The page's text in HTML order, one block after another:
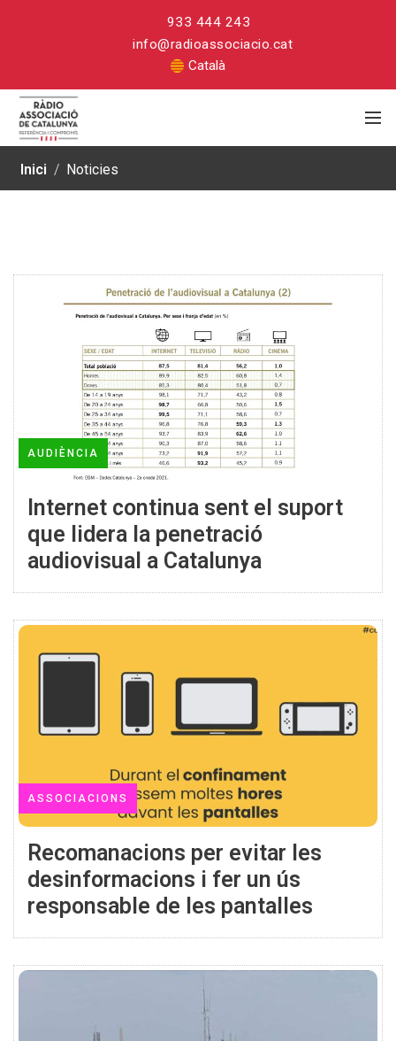
933 444 243
info@radioassociacio.cat
Català
Inici / Noticies
AUDIÈNCIA
Internet continua sent el suport
que lidera la penetració
audiovisual a Catalunya
ASSOCIACIONS
Recomanacions per evitar les
desinformacions i fer un ús
responsable de les pantalles